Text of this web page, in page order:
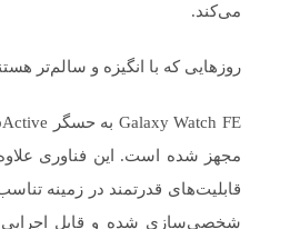
می‌کند.
روزهایی که با انگیزه و سالم‌تر
مجهز شده است. این فناوری علاوه
قابلیت‌های قدرتمند در زمینه
شخصی‌سازی شده و قابل اجرایی